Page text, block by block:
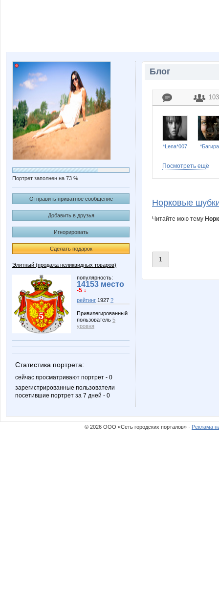
Портрет заполнен на 73 %
Отправить приватное сообщение
Добавить в друзья
Игнорировать
Сделать подарок
Элитный (продажа неликвидных товаров)
популярность:
14153 место
-5 ↓
рейтинг 1927 ?
Привилегированный
пользователь 5
уровня
Статистика портрета:
сейчас просматривают портрет - 0
зарегистрированные пользователи
посетившие портрет за 7 дней - 0
Блог
103
*Lena*007
Посмотреть ещё
Норковые
Читайте мою тему
1
© 2026 ООО «Сеть городских порталов» · Реклама